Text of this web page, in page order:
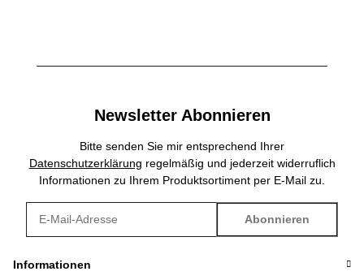
Newsletter Abonnieren
Bitte senden Sie mir entsprechend Ihrer
Datenschutzerklärung regelmäßig und jederzeit widerruflich
Informationen zu Ihrem Produktsortiment per E-Mail zu.
Abonnieren
Informationen